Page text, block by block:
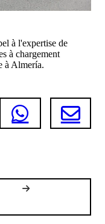
à l'expertise de
à chargement
à Almería.